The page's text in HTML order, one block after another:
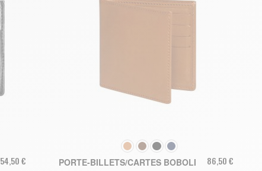
54,50 €
COULEUR
PORTE-BILLETS/CARTES BOBOLI 86,50 €